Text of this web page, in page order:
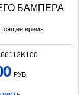
БАМПЕРА
время
РУБ.